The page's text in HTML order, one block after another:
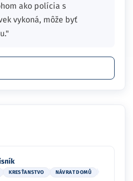
ako polícia s
vykoná, môže byť
KRESŤANSTVO
NÁVRAT DOMŮ